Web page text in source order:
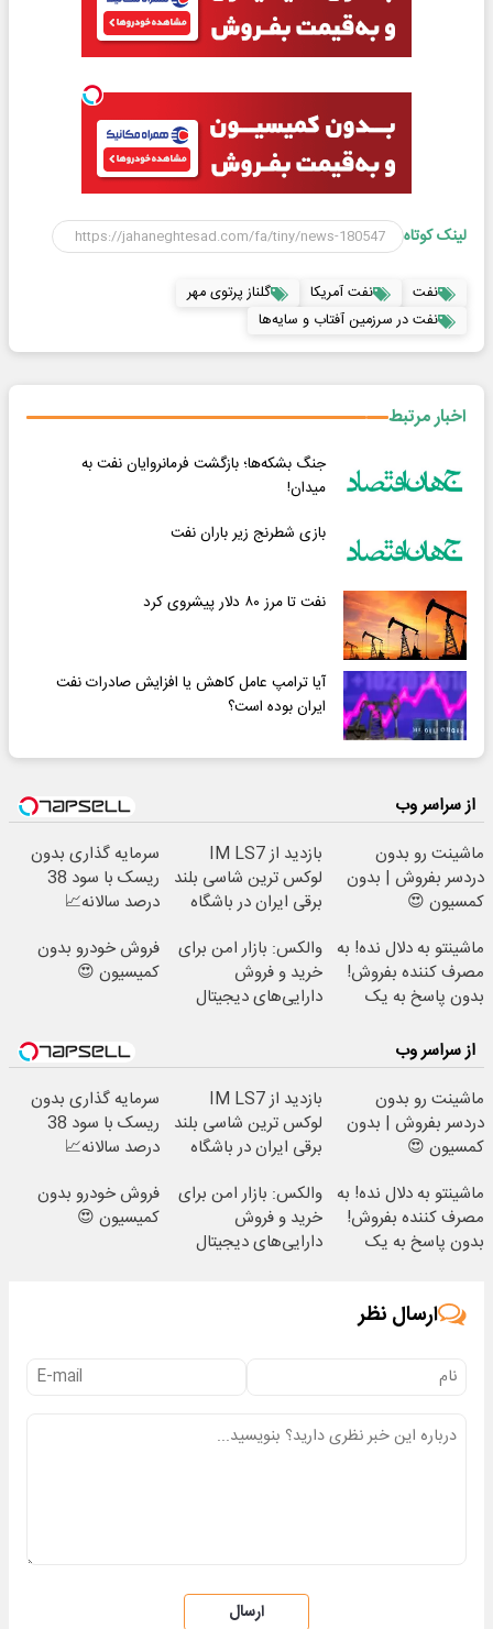
لینک کوتاه
نفت نفت آمریکا
گلناز پرتوی مهر
نفت در سرزمین آفتاب و سایه‌ها
اخبار مرتبط
جنگ بشکه‌ها؛ بازگشت فرمانروایان نفت به
میدان!
بازی شطرنج زیر باران نفت
نفت تا مرز ۸۰ دلار پیشروی کرد
آیا ترامپ عامل کاهش یا افزایش صادرات نفت
ایران بوده است؟
از سراسر وب
ماشینت رو بدون
دردسر بفروش | بدون
کمسیون 😍
بازدید از IM LS7
لوکس ترین شاسی بلند
برقی ایران در باشگاه
سرمایه گذاری بدون
ریسک با سود 38
درصد سالانه📈
ماشینتو به دلال نده! به
مصرف کننده بفروش!
بدون پاسخ به یک
والکس: بازار امن برای
خرید و فروش
دارایی‌های دیجیتال
فروش خودرو بدون
کمیسیون 😍
از سراسر وب
ماشینت رو بدون
دردسر بفروش | بدون
کمسیون 😍
بازدید از IM LS7
لوکس ترین شاسی بلند
برقی ایران در باشگاه
سرمایه گذاری بدون
ریسک با سود 38
درصد سالانه📈
ماشینتو به دلال نده! به
مصرف کننده بفروش!
بدون پاسخ به یک
والکس: بازار امن برای
خرید و فروش
دارایی‌های دیجیتال
فروش خودرو بدون
کمیسیون 😍
ارسال نظر
ارسال